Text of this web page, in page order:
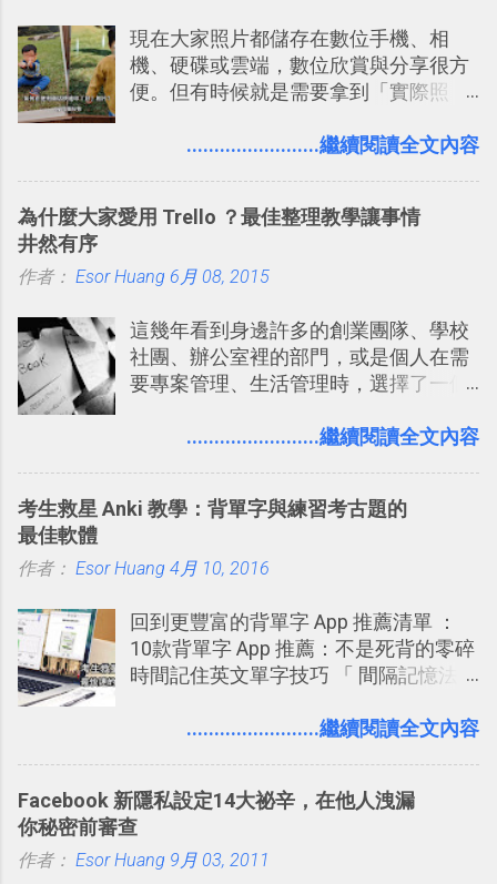
戶 。 2017/3 新增 ： Sortd for Slack：
改造 Slack 討論串介面變成專案任務排
程看板
規劃自助旅行路線！ Google 「我的地
圖」在規劃自助旅行路線時可以解決許
多問題： 國外地點名稱地址常常難懂，
稱。 在規劃路線之外，自訂地圖還能補
時帶來好心情，二方面事後就是最好的
享合作，讓彼此都能在手機上查看這次
現在大家照片都儲存在數位手機、相
機、硬碟或雲端，數位欣賞與分享很方
便。但有時候就是需要拿到「實際照
要製作家庭相框 用照片來當小禮物 把照
片？而且最好能不花時間、立即拿到、
（或是沒有好的印表機），又不想跑照
提供了印照片的服務 ，而且價格不貴，
可以立即拿到，操作流程也十分簡單。
之前我在電腦玩物分享過：「 不需買印
方便教學 」。這篇文章則從印照片出
........................繼續閱讀全文內容
為什麼大家愛用 Trello ？最佳整理教學讓事情
井然有序
作者： Esor Huang 6月 08, 2015
這幾年看到身邊許多的創業團隊、學校
社團、辦公室裡的部門，或是個人在需
要專案管理、生活管理時，選擇了一個
一個什麼樣的管理工具，讓這麼多人都
念」的管理教學文章： 把 Evernote 當
Google Drive 變身 Trello ！幫雲端硬碟
著 Trello ，卻還沒有在電腦玩物上寫過
一篇完整的介紹！雖然錯過了幾年前第
一時間推薦 Trello 的時機，但在這段時
澱自己的使用方法，歸納出「 為什麼值
學。 2015/6/13 新增： 免費專案管理軟
體推薦！困難計畫簡單管理 13 種工具
2016 年新增 ： 如何將 Trello 切換到繁
........................繼續閱讀全文內容
考生救星 Anki 教學：背單字與練習考古題的
最佳軟體
作者： Esor Huang 4月 10, 2016
回到更豐富的背單字 App 推薦清單 ：
10款背單字 App 推薦：不是死背的零碎
時間記住英文單字技巧 「 間隔記憶法
短期記憶變成長期記憶。 舉例來說我今
強；然後下次快要忘記可能變成相隔一
個禮拜，這時再次複習，就能把記憶強
化，讓記憶延長到可能半個月；那時候
........................繼續閱讀全文內容
Facebook 新隱私設定14大祕辛，在他人洩漏
你秘密前審查
作者： Esor Huang 9月 03, 2011